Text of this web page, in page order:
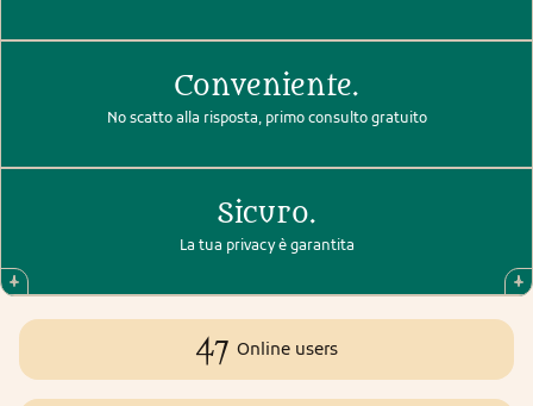
Conveniente.
No scatto alla risposta, primo consulto gratuito
Sicuro.
La tua privacy è garantita
47 Online users